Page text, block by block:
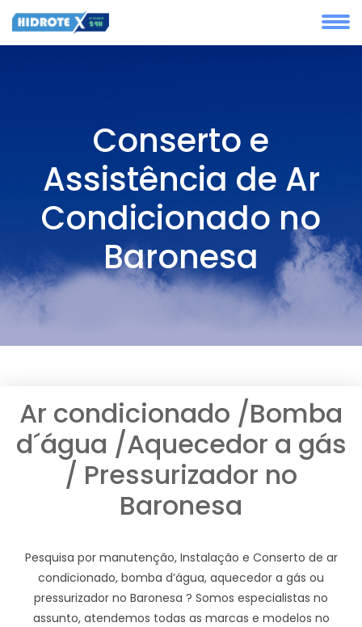
Conserto e
Assistência de Ar
Condicionado no
Baronesa
Ar condicionado /Bomba
d´água /Aquecedor a gás
/ Pressurizador no
Baronesa
Pesquisa por manutenção, Instalação e Conserto de ar
condicionado, bomba d’água, aquecedor a gás ou
pressurizador no Baronesa ? Somos especialistas no
assunto, atendemos todas as marcas e modelos no